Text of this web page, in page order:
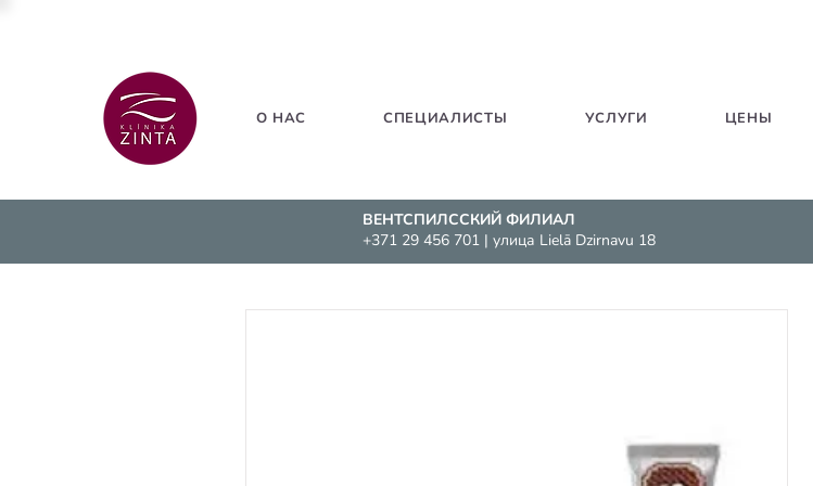
О НАС СПЕЦИАЛИСТЫ УСЛУГИ ЦЕНЫ
ВЕНТСПИЛССКИЙ ФИЛИАЛ
+371 29 456 701 | улица Lielā Dzirnavu 18